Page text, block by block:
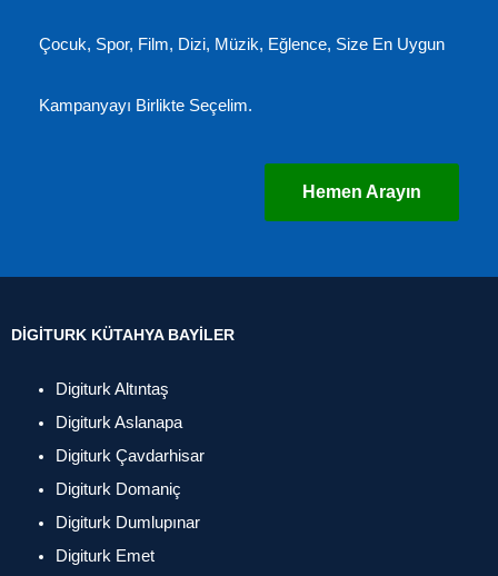
Çocuk, Spor, Film, Dizi, Müzik, Eğlence, Size En Uygun
Kampanyayı Birlikte Seçelim.
Hemen Arayın
DIGITURK KÜTAHYA BAYILER
Digiturk Altıntaş
Digiturk Aslanapa
Digiturk Çavdarhisar
Digiturk Domaniç
Digiturk Dumlupınar
Digiturk Emet